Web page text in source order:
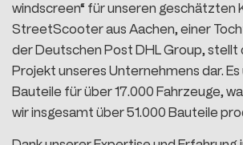
windscreen“ für unseren geschätzten
StreetScooter aus Aachen, einer
der Deutschen Post DHL Group, stellt
Projekt unseres Unternehmens dar.
Bauteile für über 17.000 Fahrzeuge,
wir insgesamt über 51.000 Bauteile